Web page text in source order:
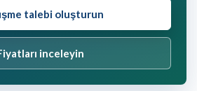
talebi oluşturun
inceleyin